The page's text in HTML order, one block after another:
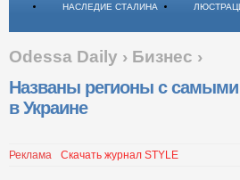
НАСЛЕДИЕ СТАЛИНА
Odessa Daily › Бизнес ›
Названы регионы с
в Украине
Реклама Скачать журнал STYLE